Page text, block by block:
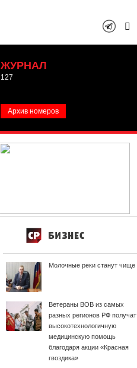
ЖУРНАЛ
127
Архив номеров
Молочные реки станут чище
Ветераны ВОВ из самых
разных регионов РФ получат
высокотехнологичную
медицинскую помощь
благодаря акции «Красная
гвоздика»